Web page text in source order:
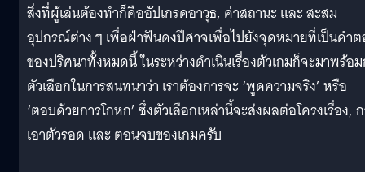
สิ่งที่ผู้เล่นต้องทำก็คืออัปเกรดอาวุธ, ค่าสถานะ และ สะสม
อุปกรณ์ต่าง ๆ เพื่อฝ่าฟันดงปีศาจเพื่อไปยังจุดหมายที่เป็นคำ
ของปริศนาทั้งหมดนี้ ในระหว่างดำเนินเรื่องตัวเกมก็จะมาพร้อ
ตัวเลือกในการสนทนาว่า เราต้องการจะ ‘พูดความจริง’ หรือ
‘ตอบด้วยการโกหก’ ซึ่งตัวเลือกเหล่านี้จะส่งผลต่อโครงเรื่อง,
เอาตัวรอด และ ตอนจบของเกมครับ